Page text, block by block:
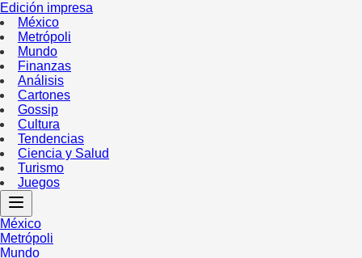
Edición impresa
México
Metrópoli
Mundo
Finanzas
Análisis
Cartones
Gossip
Cultura
Tendencias
Ciencia y Salud
Turismo
Juegos
México
Metrópoli
Mundo